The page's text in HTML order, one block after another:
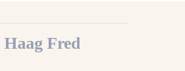
Fred